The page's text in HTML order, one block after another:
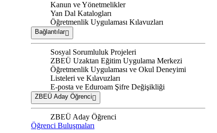
Kanun ve Yönetmelikler
Yan Dal Katalogları
Öğretmenlik Uygulaması Kılavuzları
Bağlantılar
Sosyal Sorumluluk Projeleri
ZBEÜ Uzaktan Eğitim Uygulama Merkezi
Öğretmenlik Uygulaması ve Okul Deneyimi
Listeleri ve Kılavuzları
E-posta ve Eduroam Şifre Değişikliği
ZBEÜ Aday Öğrenci
ZBEÜ Aday Öğrenci
Öğrenci Buluşmaları